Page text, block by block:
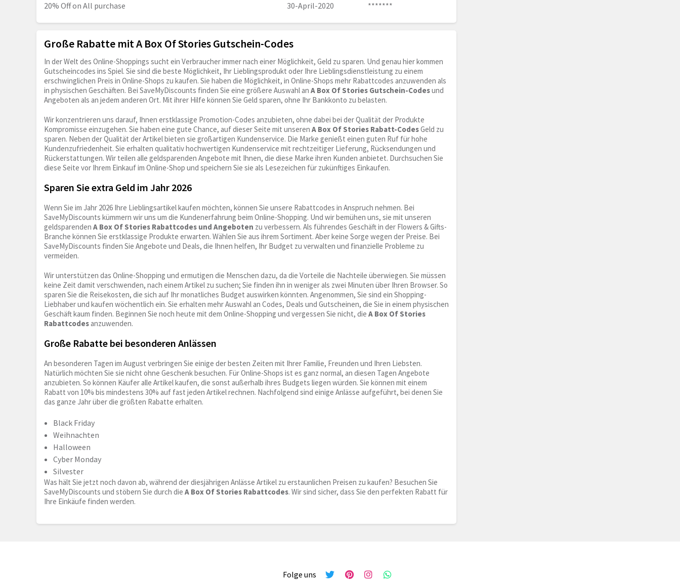
20% Off on All purchase
30-April-2020 *******
Große Rabatte mit A Box Of Stories Gutschein-Codes
In der Welt des Online-Shoppings sucht ein Verbraucher immer nach einer Möglichkeit, Geld zu sparen. Und genau hier kommen
Gutscheincodes ins Spiel. Sie sind die beste Möglichkeit, Ihr Lieblingsprodukt oder Ihre Lieblingsdienstleistung zu einem
erschwinglichen Preis in Online-Shops zu kaufen. Sie haben die Möglichkeit, in Online-Shops mehr Rabattcodes anzuwenden als
in physischen Geschäften. Bei SaveMyDiscounts finden Sie eine größere Auswahl an A Box Of Stories Gutschein-Codesund
Angeboten als an jedem anderen Ort. Mit ihrer Hilfe können Sie Geld sparen, ohne Ihr Bankkonto zu belasten.
Wir konzentrieren uns darauf, Ihnen erstklassige Promotion-Codes anzubieten, ohne dabei bei der Qualität der Produkte
Kompromisse einzugehen. Sie haben eine gute Chance, auf dieser Seite mit unseren A Box Of Stories Rabatt-CodesGeld zu
sparen. Neben der Qualität der Artikel bieten sie großartigen Kundenservice. Die Marke genießt einen guten Ruf für hohe
Kundenzufriedenheit. Sie erhalten qualitativ hochwertigen Kundenservice mit rechtzeitiger Lieferung, Rücksendungen und
Rückerstattungen. Wir teilen alle geldsparenden Angebote mit Ihnen, die diese Marke ihren Kunden anbietet. Durchsuchen Sie
diese Seite vor Ihrem Einkauf im Online-Shop und speichern Sie sie als Lesezeichen für zukünftiges Einkaufen.
Sparen Sie extra Geld im Jahr 2026
Wenn Sie im Jahr 2026 Ihre Lieblingsartikel kaufen möchten, können Sie unsere Rabattcodes in Anspruch nehmen. Bei
SaveMyDiscounts kümmern wir uns um die Kundenerfahrung beim Online-Shopping. Und wir bemühen uns, sie mit unseren
geldsparenden A Box Of Stories Rabattcodes und Angeboten zu verbessern. Als führendes Geschäft in der Flowers & Gifts-
Branche können Sie erstklassige Produkte erwarten. Wählen Sie aus ihrem Sortiment. Aber keine Sorge wegen der Preise. Bei
SaveMyDiscounts finden Sie Angebote und Deals, die Ihnen helfen, Ihr Budget zu verwalten und finanzielle Probleme zu
vermeiden.
Wir unterstützen das Online-Shopping und ermutigen die Menschen dazu, da die Vorteile die Nachteile überwiegen. Sie müssen
keine Zeit damit verschwenden, nach einem Artikel zu suchen; Sie finden ihn in weniger als zwei Minuten über Ihren Browser. So
sparen Sie die Reisekosten, die sich auf Ihr monatliches Budget auswirken könnten. Angenommen, Sie sind ein Shopping-
Liebhaber und kaufen wöchentlich ein. Sie erhalten mehr Auswahl an Codes, Deals und Gutscheinen, die Sie in einem physischen
Geschäft kaum finden. Beginnen Sie noch heute mit dem Online-Shopping und vergessen Sie nicht, die A Box Of Stories
Rabattcodes anzuwenden.
Große Rabatte bei besonderen Anlässen
An besonderen Tagen im August verbringen Sie einige der besten Zeiten mit Ihrer Familie, Freunden und Ihren Liebsten.
Natürlich möchten Sie sie nicht ohne Geschenk besuchen. Für Online-Shops ist es ganz normal, an diesen Tagen Angebote
anzubieten. So können Käufer alle Artikel kaufen, die sonst außerhalb ihres Budgets liegen würden. Sie können mit einem
Rabatt von 10% bis mindestens 30% auf fast jeden Artikel rechnen. Nachfolgend sind einige Anlässe aufgeführt, bei denen Sie
das ganze Jahr über die größten Rabatte erhalten.
Black Friday
Weihnachten
Halloween
Cyber Monday
Silvester
Was hält Sie jetzt noch davon ab, während der diesjährigen Anlässe Artikel zu erstaunlichen Preisen zu kaufen? Besuchen Sie
SaveMyDiscounts und stöbern Sie durch die A Box Of Stories Rabattcodes. Wir sind sicher, dass Sie den perfekten Rabatt für
Ihre Einkäufe finden werden.
Folge uns